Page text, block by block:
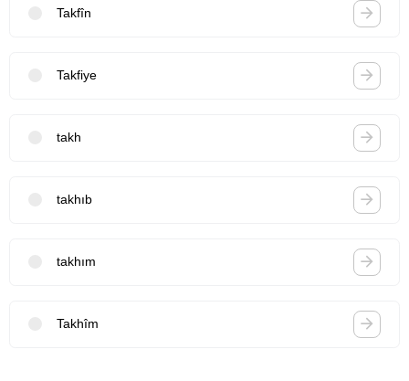
Takfîn
Takfiye
takh
takhıb
takhım
Takhîm